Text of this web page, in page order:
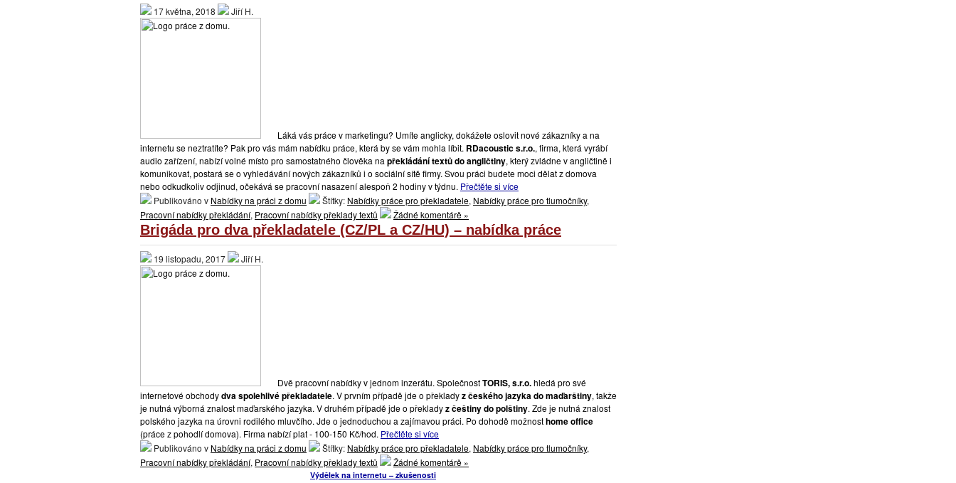
17 května, 2018 Jiří H.
Láká vás práce v marketingu? Umíte anglicky, dokážete oslovit nové zákazníky a na
internetu se neztratíte? Pak pro vás mám nabídku práce, která by se vám mohla líbit. RDacoustic s.r.o., firma, která vyrábí
audio zařízení, nabízí volné místo pro samostatného člověka na překládání textů do angličtiny, který zvládne v angličtině i
komunikovat, postará se o vyhledávání nových zákazníků i o sociální sítě firmy. Svou práci budete moci dělat z domova
nebo odkudkoliv odjinud, očekává se pracovní nasazení alespoň 2 hodiny v týdnu. Přečtěte si více
Publikováno v Nabídky na práci z domu Štítky: Nabídky práce pro překladatele, Nabídky práce pro tlumočníky,
Pracovní nabídky překládání, Pracovní nabídky překlady textů Žádné komentárě »
Brigáda pro dva překladatele (CZ/PL a CZ/HU) – nabídka práce
19 listopadu, 2017 Jiří H.
Dvě pracovní nabídky v jednom inzerátu. SpolečnostTORIS, s.r.o.hledá pro své
internetové obchodydva spolehlivé překladatele. V prvním případě jde o překladyz českého jazyka do maďarštiny, takže
je nutná výborná znalost maďarského jazyka. V druhém případě jde o překladyz češtiny do polštiny. Zde je nutná znalost
polského jazyka na úrovni rodilého mluvčího. Jde o jednoduchou a zajímavou práci. Po dohodě možnosthome office
(práce z pohodlí domova). Firma nabízí plat - 100-150 Kč/hod. Přečtěte si více
Publikováno v Nabídky na práci z domu Štítky: Nabídky práce pro překladatele, Nabídky práce pro tlumočníky,
Pracovní nabídky překládání, Pracovní nabídky překlady textů Žádné komentárě »
Výdělek na internetu – zkušenosti